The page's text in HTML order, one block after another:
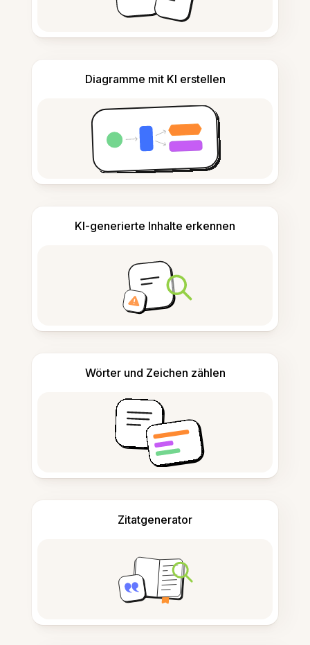
Diagramme mit KI erstellen
KI-generierte Inhalte erkennen
Wörter und Zeichen zählen
Zitatgenerator